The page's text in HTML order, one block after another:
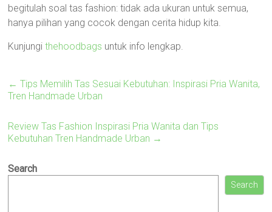
begitulah soal tas fashion: tidak ada ukuran untuk semua,
hanya pilihan yang cocok dengan cerita hidup kita.
Kunjungithehoodbags untuk info lengkap.
← Tips Memilih Tas Sesuai Kebutuhan: Inspirasi Pria Wanita,
Tren Handmade Urban
Review Tas Fashion Inspirasi Pria Wanita dan Tips
Kebutuhan Tren Handmade Urban →
Search
Search